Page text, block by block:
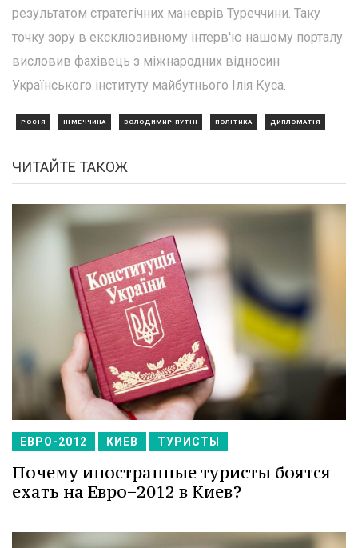
результатом стратегічних маневрів Туреччини. Таку
точку зору в ексклюзивному інтерв'ю нашому порталу
висловив фахівець з міжнародних відносин
Українського інституту майбутнього Ілія Куса.
РОСІЯ НІМЕЧЧИНА ВОЛОДИМИР ПУТІН ПОЛІТИКА ДИПЛОМАТІЯ
ЧИТАЙТЕ ТАКОЖ
ЕВРО-2012 КИЕВ ТУРИСТЫ
Почему иностранные туристы боятся
ехать на Евро−2012 в Киев?